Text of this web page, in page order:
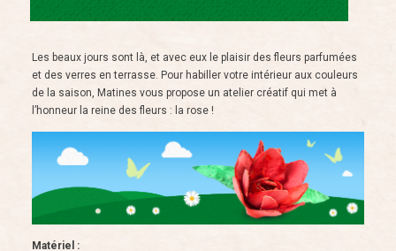
Les beaux jours sont là, et avec eux le plaisir des fleurs parfumées
et des verres en terrasse. Pour habiller votre intérieur aux couleurs
de la saison, Matines vous propose un atelier créatif qui met à
l’honneur la reine des fleurs : la rose !
Matériel :